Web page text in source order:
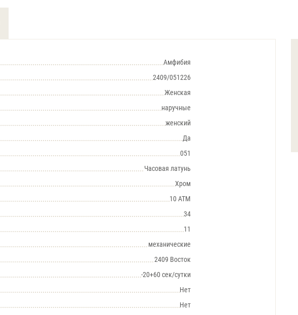
Амфибия
2409/051226
Женская
наручные
женский
Да
051
Часовая латунь
Хром
10 АТМ
34
11
механические
2409 Восток
-20+60 сек/сутки
Нет
Нет